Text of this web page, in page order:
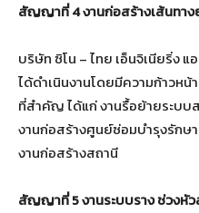
สัญญาที่ 4 งานก่อสร้างเส้นทาง
บริษัท ซิโน – ไทย เอ็นจิเนียริ่ง
ได้ดำเนินงานโดยมีความก้าวหน้
ที่สำคัญ ได้แก่ งานรื้อย้ายระบบ
งานก่อสร้างศูนย์ซ่อมบำรุงรักษ
งานก่อสร้างสถานี
สัญญาที่ 5 งานระบบราง ช่วงหัว